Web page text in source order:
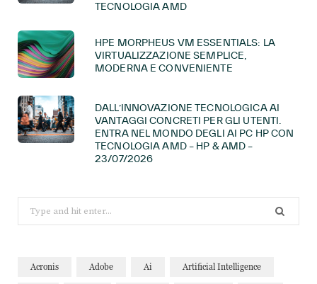
TECNOLOGIA AMD
HPE MORPHEUS VM ESSENTIALS: LA
VIRTUALIZZAZIONE SEMPLICE,
MODERNA E CONVENIENTE
DALL’INNOVAZIONE TECNOLOGICA AI
VANTAGGI CONCRETI PER GLI UTENTI.
ENTRA NEL MONDO DEGLI AI PC HP CON
TECNOLOGIA AMD – HP & AMD –
23/07/2026
for:
Acronis Adobe Ai Artificial Intelligence